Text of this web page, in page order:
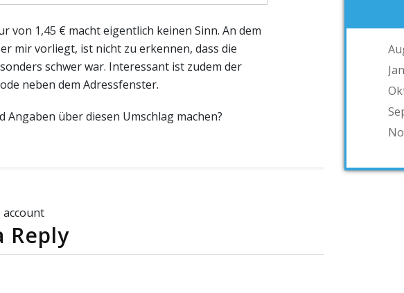
von 1,45 € macht eigentlich keinen Sinn. An dem
mir vorliegt, ist nicht zu erkennen, dass die
schwer war. Interessant ist zudem der
neben dem Adressfenster.
Angaben über diesen Umschlag machen?
Reply